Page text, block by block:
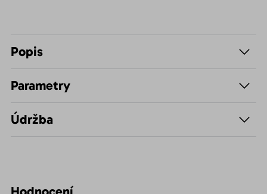
Popis
Parametry
Údržba